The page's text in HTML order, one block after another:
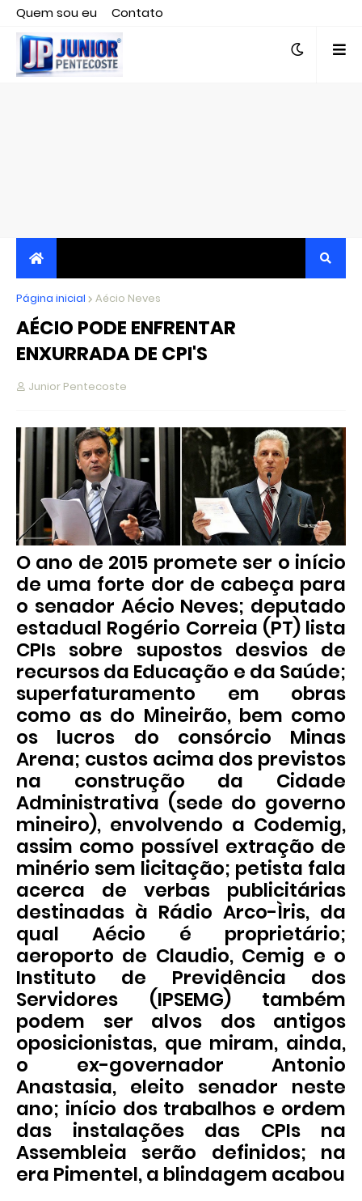
Quem sou eu
Contato
Editor responsável, jornalista Clovis Almeida.
JORNALISMO INDEPENDENTE, TRANSPARENTE E
CRÍTICO
Página inicial Aécio Neves
AÉCIO PODE ENFRENTAR
ENXURRADA DE CPI'S
Junior Pentecoste
O ano de 2015 promete ser o início
de uma forte dor de cabeça para
o senador Aécio Neves; deputado
estadual Rogério Correia (PT) lista
CPIs sobre supostos desvios de
recursos da Educação e da Saúde;
superfaturamento em obras
como as do Mineirão, bem como
os lucros do consórcio Minas
Arena; custos acima dos previstos
na construção da Cidade
Administrativa (sede do governo
mineiro), envolvendo a Codemig,
assim como possível extração de
minério sem licitação; petista fala
acerca de verbas publicitárias
destinadas à Rádio Arco-Ìris, da
qual Aécio é proprietário;
aeroporto de Claudio, Cemig e o
Instituto de Previdência dos
Servidores (IPSEMG) também
podem ser alvos dos antigos
oposicionistas, que miram, ainda,
o ex-governador Antonio
Anastasia, eleito senador neste
ano; início dos trabalhos e ordem
das instalações das CPIs na
Assembleia serão definidos; na
era Pimentel, a blindagem acabou